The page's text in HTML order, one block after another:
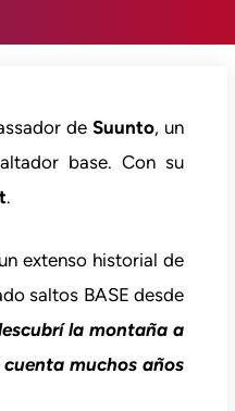
deSuunto, un
base. Con su
.
extenso historial de
saltos BASE desde
la montaña a
muchos años